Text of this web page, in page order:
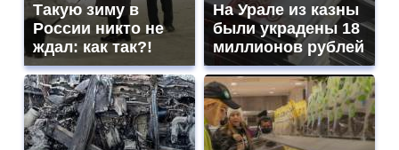
Такую зиму в
России никто не
ждал: как так?!
На Урале из казны
были украдены 18
миллионов рублей